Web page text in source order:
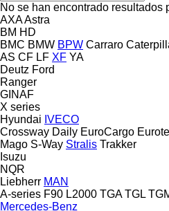
No se han encontrado resultados
AXAAstra
BM HD
BMC BMW BPW Carraro
AS CF LF XF YA
Deutz Ford
Ranger
GINAF
X series
Hyundai IVECO
Crossway Daily EuroCargo
Mago S-Way Stralis Trakker
Isuzu
NQR
Liebherr MAN
A-series F90 L2000 TGA TGL
Mercedes-Benz